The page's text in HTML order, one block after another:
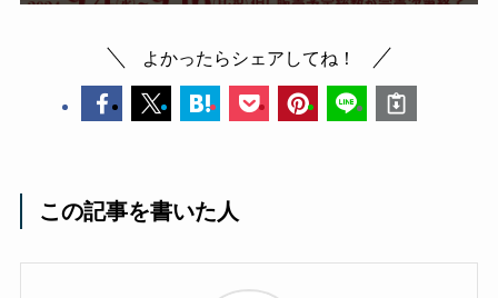
よかったらシェアしてね！
この記事を書いた人